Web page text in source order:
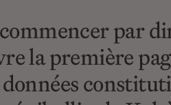
par
la première